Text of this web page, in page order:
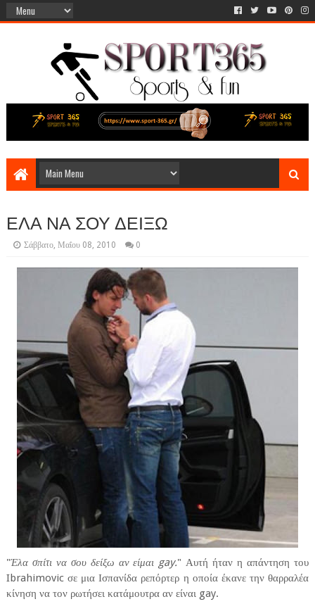
ΕΛΑ ΝΑ ΣΟΥ ΔΕΙΞΩ
Σάββατο, Μαΐου 08, 2010 0
"Έλα σπίτι να σου δείξω αν είμαι gay." Αυτή ήταν η απάντηση του
Ibrahimovic σε μια Ισπανίδα ρεπόρτερ η οποία έκανε την θαρραλέα
κίνηση να τον ρωτήσει κατάμουτρα αν είναι gay.